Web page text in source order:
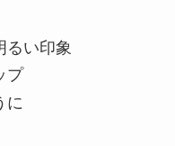
るい印象
プ
に